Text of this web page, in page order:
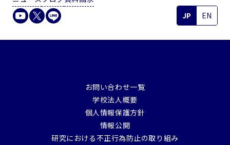
JP
EN
お問い合わせ一覧
学校法人概要
個人情報保護方針
情報公開
研究における不正行為防止の取り組み